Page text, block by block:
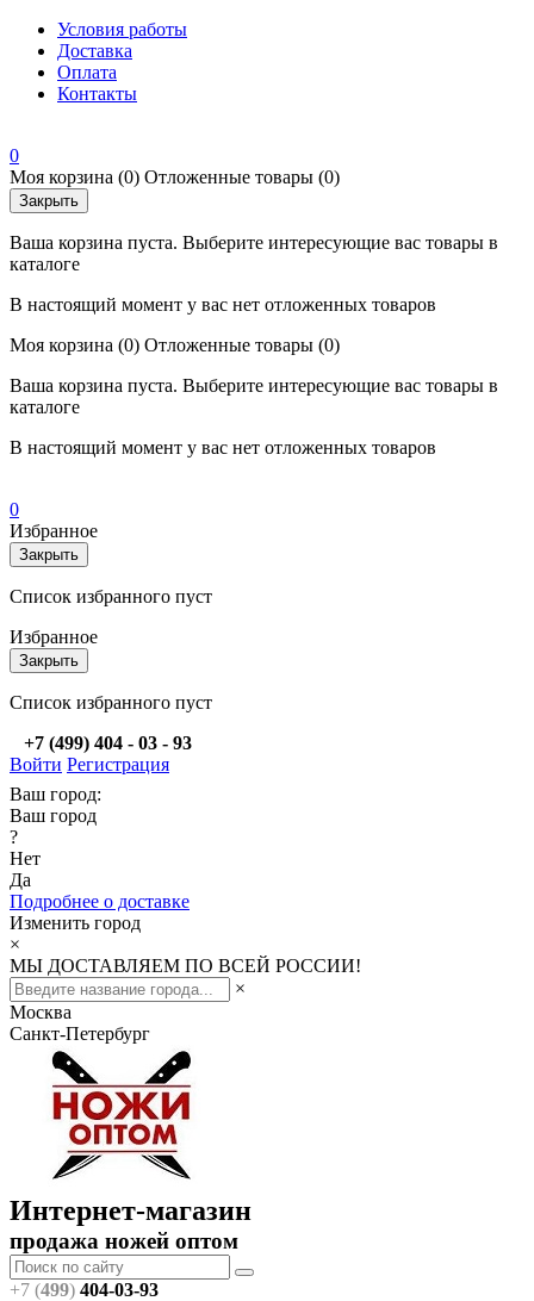
Условия работы
Доставка
Оплата
Контакты
0
Моя корзина (0) Отложенные товары (0)
Закрыть
Ваша корзина пуста. Выберите интересующие вас товары в
каталоге
В настоящий момент у вас нет отложенных товаров
Моя корзина (0) Отложенные товары (0)
Ваша корзина пуста. Выберите интересующие вас товары в
каталоге
В настоящий момент у вас нет отложенных товаров
0
Избранное
Закрыть
Список избранного пуст
Избранное
Закрыть
Список избранного пуст
+7 (499) 404 - 03 - 93
Войти Регистрация
Ваш город:
Ваш город
?
Нет
Да
Подробнее о доставке
Изменить город
×
МЫ ДОСТАВЛЯЕМ ПО ВСЕЙ РОССИИ!
×
Москва
Санкт-Петербург
Интернет-магазин
продажа ножей оптом
+7 (499) 404-03-93